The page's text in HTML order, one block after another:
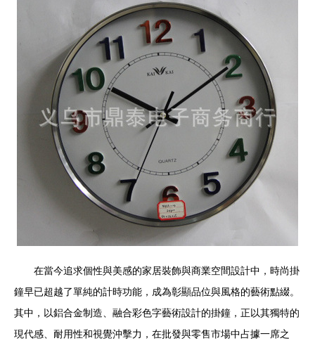
在當今追求個性與美感的家居裝飾與商業空間設計中，時尚掛
鐘早已超越了單純的計時功能，成為彰顯品位與風格的藝術點綴。
其中，以鋁合金制造、融合彩色字藝術設計的掛鐘，正以其獨特的
現代感、耐用性和視覺沖擊力，在批發與零售市場中占據一席之